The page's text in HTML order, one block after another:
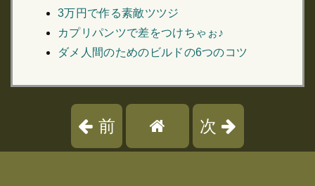
3万円で作る素敵ツツジ
カプリパンツで差をつけちゃぉ♪
ダメ人間のためのビルドの6つのコツ
前 次